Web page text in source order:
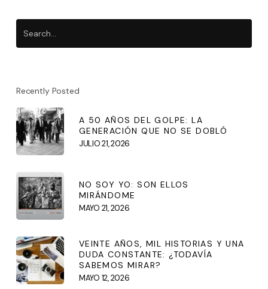
Recently Posted
A 50 AÑOS DEL GOLPE: LA
GENERACIÓN QUE NO SE DOBLÓ
JULIO 21, 2026
NO SOY YO: SON ELLOS
MIRÁNDOME
MAYO 21, 2026
VEINTE AÑOS, MIL HISTORIAS Y UNA
DUDA CONSTANTE: ¿TODAVÍA
SABEMOS MIRAR?
MAYO 12, 2026